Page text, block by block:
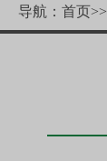
导航： 首页>>